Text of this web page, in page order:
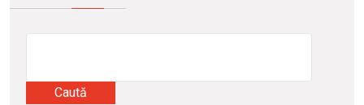
Caută